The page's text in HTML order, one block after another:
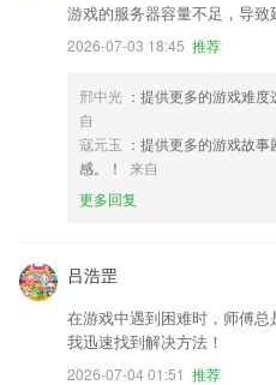
游戏的服务器容量不足，导致
2026-07-03 18:45 推荐
邢中光 ：提供更多的游戏难度
自
寇元玉 ：提供更多的游戏故
感。！
来自
更多回复
吕浩罡
在游戏中遇到困难时，师傅
我迅速找到解决方法！
2026-07-04 01:51 推荐